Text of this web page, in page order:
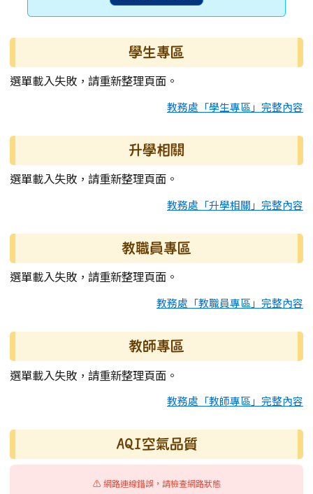
學生專區
選單載入失敗，請重新整理頁面。
教務處「學生專區」完整內容
升學相關
選單載入失敗，請重新整理頁面。
教務處「升學相關」完整內容
教職員專區
選單載入失敗，請重新整理頁面。
教務處「教職員專區」完整內容
教師專區
選單載入失敗，請重新整理頁面。
教務處「教師專區」完整內容
AQI空氣品質
⚠️ 網路連線錯誤，請檢查網路狀態